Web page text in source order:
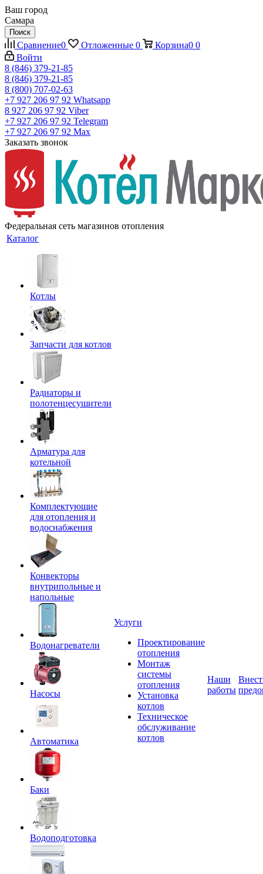
Ваш город
Самара
Поиск
Сравнение0 Отложенные 0 Корзина0 0
Войти
8 (846) 379-21-85
8 (846) 379-21-85
8 (800) 707-02-63
+7 927 206 97 92 Whatsapp
8 927 206 97 92 Viber
+7 927 206 97 92 Telegram
+7 927 206 97 92 Max
Заказать звонок
Федеральная сеть магазинов отопления
Каталог
Котлы
Запчасти для котлов
Радиаторы и
полотенцесушители
Арматура для
котельной
Комплектующие
для отопления и
водоснабжения
Конвекторы
внутрипольные и
напольные
Водонагреватели
Насосы
Автоматика
Баки
Водоподготовка
Услуги
Проектирование
отопления
Монтаж
системы
отопления
Установка
котлов
Техническое
обслуживание
котлов
Наши
работы